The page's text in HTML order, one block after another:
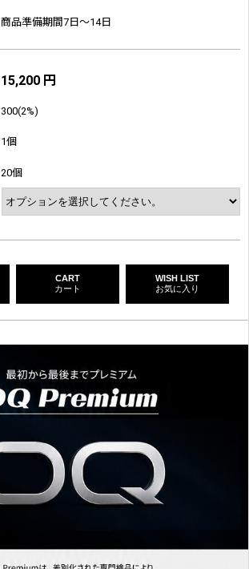
商品準備期間7日～14日
15,200 円
300(2%)
1個
20個
CART
カート
WISH LIST
お気に入り